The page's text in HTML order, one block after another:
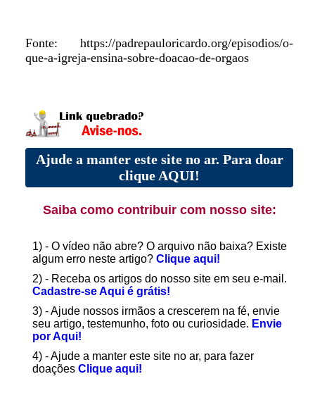
Fonte: https://padrepauloricardo.org/episodios/o-
que-a-igreja-ensina-sobre-doacao-de-orgaos
Ajude a manter este site no ar. Para doar
clique AQUI!
Saiba como contribuir com nosso site:
1) - O vídeo não abre? O arquivo não baixa? Existe
algum erro neste artigo? Clique aqui!
2) - Receba os artigos do nosso site em seu e-mail.
Cadastre-se Aqui é grátis!
3) - Ajude nossos irmãos a crescerem na fé, envie
seu artigo, testemunho, foto ou curiosidade. Envie
por Aqui!
4) - Ajude a manter este site no ar, para fazer
doações Clique aqui!